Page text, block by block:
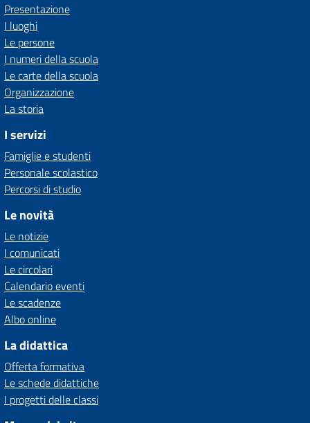
Presentazione
I luoghi
Le persone
I numeri della scuola
Le carte della scuola
Organizzazione
La storia
I servizi
Famiglie e studenti
Personale scolastico
Percorsi di studio
Le novità
Le notizie
I comunicati
Le circolari
Calendario eventi
Le scadenze
Albo online
La didattica
Offerta formativa
Le schede didattiche
I progetti delle classi